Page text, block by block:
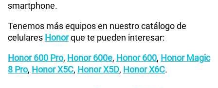
smartphone.
Tenemos más equipos en nuestro catálogo de
celulares Honorque te pueden interesar:
Honor 600 Pro, Honor 600e, Honor 600, Honor Magic
8 Pro, Honor X5C, Honor X5D, Honor X6C.